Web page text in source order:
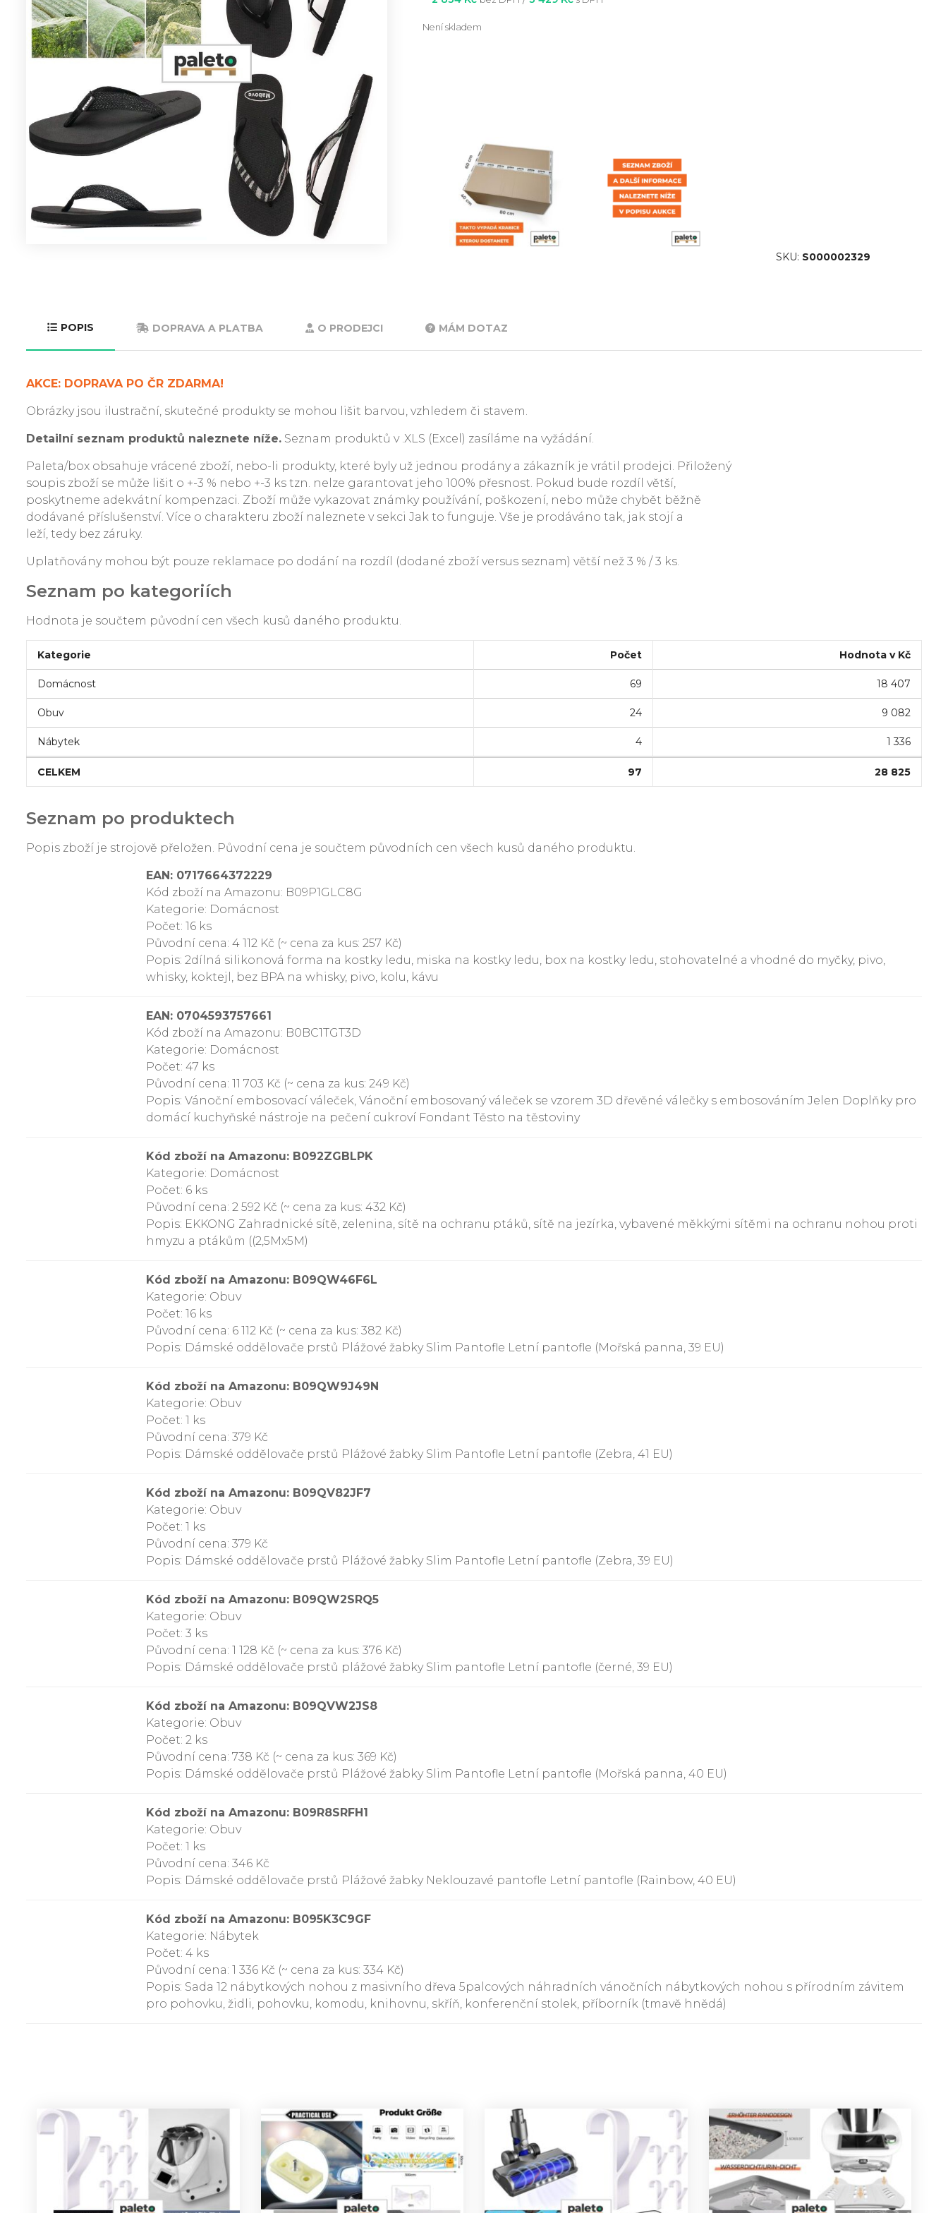
SKU: S000002329
Není skladem
POPIS DOPRAVA A PLATBA O PRODEJCI MÁM DOTAZ
AKCE: DOPRAVA PO ČR ZDARMA!
Obrázky jsou ilustrační, skutečné produkty se mohou lišit barvou, vzhledem či stavem.
Detailní seznam produktů naleznete níže. Seznam produktů v .XLS (Excel) zasíláme na vyžádání.
Paleta/box obsahuje vrácené zboží, nebo-li produkty, které byly už jednou prodány a zákazník je vrátil prodejci. Přiložený
soupis zboží se může lišit o +-3 % nebo +-3 ks tzn. nelze garantovat jeho 100% přesnost. Pokud bude rozdíl větší,
poskytneme adekvátní kompenzaci. Zboží může vykazovat známky používání, poškození, nebo může chybět běžně
dodávané příslušenství. Více o charakteru zboží naleznete v sekci Jak to funguje. Vše je prodáváno tak, jak stojí a
leží, tedy bez záruky.
Uplatňovány mohou být pouze reklamace po dodání na rozdíl (dodané zboží versus seznam) větší než 3 % / 3 ks.
Seznam po kategoriích
Hodnota je součtem původní cen všech kusů daného produktu.
Kategorie Počet Hodnota v Kč
Domácnost 69 18 407
Obuv 24 9 082
Nábytek 4 1 336
CELKEM 97 28 825
Seznam po produktech
Popis zboží je strojově přeložen. Původní cena je součtem původních cen všech kusů daného produktu.
EAN: 0717664372229
Kód zboží na Amazonu: B09P1GLC8G
Kategorie: Domácnost
Počet: 16 ks
Původní cena: 4 112 Kč (~ cena za kus: 257 Kč)
Popis: 2dílná silikonová forma na kostky ledu, miska na kostky ledu, box na kostky ledu, stohovatelné a vhodné do myčky, pivo,
whisky, koktejl, bez BPA na whisky, pivo, kolu, kávu
EAN: 0704593757661
Kód zboží na Amazonu: B0BC1TGT3D
Kategorie: Domácnost
Počet: 47 ks
Původní cena: 11 703 Kč (~ cena za kus: 249 Kč)
Popis: Vánoční embosovací váleček, Vánoční embosovaný váleček se vzorem 3D dřevěné válečky s embosováním Jelen Doplňky pro
domácí kuchyňské nástroje na pečení cukroví Fondant Těsto na těstoviny
Kód zboží na Amazonu: B092ZGBLPK
Kategorie: Domácnost
Počet: 6 ks
Původní cena: 2 592 Kč (~ cena za kus: 432 Kč)
Popis: EKKONG Zahradnické sítě, zelenina, sítě na ochranu ptáků, sítě na jezírka, vybavené měkkými sítěmi na ochranu nohou proti
hmyzu a ptákům ((2,5Mx5M)
Kód zboží na Amazonu: B09QW46F6L
Kategorie: Obuv
Počet: 16 ks
Původní cena: 6 112 Kč (~ cena za kus: 382 Kč)
Popis: Dámské oddělovače prstů Plážové žabky Slim Pantofle Letní pantofle (Mořská panna, 39 EU)
Kód zboží na Amazonu: B09QW9J49N
Kategorie: Obuv
Počet: 1 ks
Původní cena: 379 Kč
Popis: Dámské oddělovače prstů Plážové žabky Slim Pantofle Letní pantofle (Zebra, 41 EU)
Kód zboží na Amazonu: B09QV82JF7
Kategorie: Obuv
Počet: 1 ks
Původní cena: 379 Kč
Popis: Dámské oddělovače prstů Plážové žabky Slim Pantofle Letní pantofle (Zebra, 39 EU)
Kód zboží na Amazonu: B09QW2SRQ5
Kategorie: Obuv
Počet: 3 ks
Původní cena: 1 128 Kč (~ cena za kus: 376 Kč)
Popis: Dámské oddělovače prstů plážové žabky Slim pantofle Letní pantofle (černé, 39 EU)
Kód zboží na Amazonu: B09QVW2JS8
Kategorie: Obuv
Počet: 2 ks
Původní cena: 738 Kč (~ cena za kus: 369 Kč)
Popis: Dámské oddělovače prstů Plážové žabky Slim Pantofle Letní pantofle (Mořská panna, 40 EU)
Kód zboží na Amazonu: B09R8SRFH1
Kategorie: Obuv
Počet: 1 ks
Původní cena: 346 Kč
Popis: Dámské oddělovače prstů Plážové žabky Neklouzavé pantofle Letní pantofle (Rainbow, 40 EU)
Kód zboží na Amazonu: B095K3C9GF
Kategorie: Nábytek
Počet: 4 ks
Původní cena: 1 336 Kč (~ cena za kus: 334 Kč)
Popis: Sada 12 nábytkových nohou z masivního dřeva 5palcových náhradních vánočních nábytkových nohou s přírodním závitem
pro pohovku, židli, pohovku, komodu, knihovnu, skříň, konferenční stolek, příborník (tmavě hnědá)